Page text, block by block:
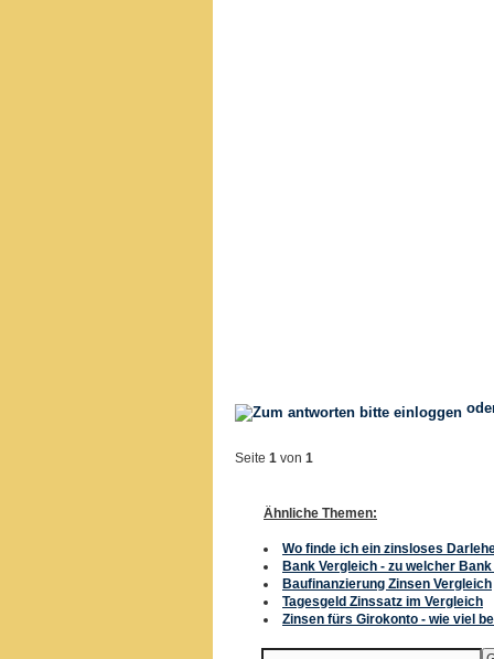
Seite 1 von 1
Ähnliche Themen:
Wo finde ich ein zinsloses
Bank Vergleich - zu welcher
Baufinanzierung Zinsen Vergleich
Tagesgeld Zinssatz im Vergleich
Zinsen fürs Girokonto - wie viel